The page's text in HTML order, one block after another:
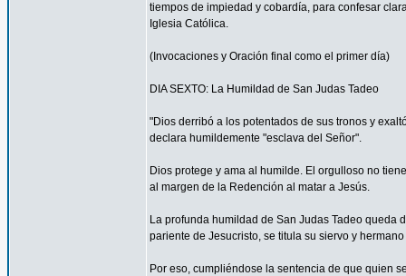
tiempos de impiedad y cobardía, para confesar
Iglesia Católica.
(Invocaciones y Oración final como el primer día)
DIA SEXTO: La Humildad de San Judas Tadeo
"Dios derribó a los potentados de sus tronos y
declara humildemente "esclava del Señor".
Dios protege y ama al humilde. El orgulloso no
al margen de la Redención al matar a Jesús.
La profunda humildad de San Judas Tadeo queda
pariente de Jesucristo, se titula su siervo y
Por eso, cumpliéndose la sentencia de que quien